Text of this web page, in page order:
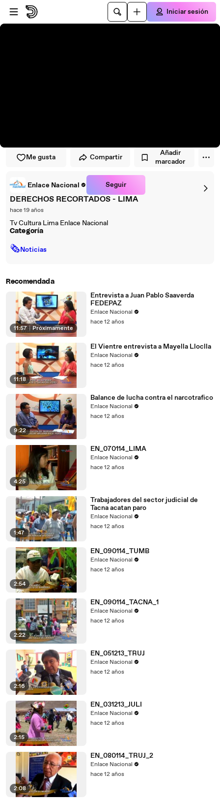
Saltar al reproductor
Saltar al contenido principal
Iniciar sesión
Me gusta Compartir
Añadir
marcador
Enlace Nacional Seguir
DERECHOS RECORTADOS - LIMA
hace 19 años
Tv Cultura Lima Enlace Nacional
Categoría
🗞Noticias
Recomendada
11:57 | Próximamente
Entrevista a Juan Pablo Saaverda
FEDEPAZ
Enlace Nacional
hace 12 años
11:18
El Vientre entrevista a Mayella Lloclla
Enlace Nacional
hace 12 años
9:22
Balance de lucha contra el narcotrafico
Enlace Nacional
hace 12 años
4:25
EN_070114_LIMA
Enlace Nacional
hace 12 años
1:47
Trabajadores del sector judicial de
Tacna acatan paro
Enlace Nacional
hace 12 años
2:54
EN_090114_TUMB
Enlace Nacional
hace 12 años
2:22
EN_090114_TACNA_1
Enlace Nacional
hace 12 años
2:16
EN_051213_TRUJ
Enlace Nacional
hace 12 años
2:15
EN_031213_JULI
Enlace Nacional
hace 12 años
2:08
EN_080114_TRUJ_2
Enlace Nacional
hace 12 años